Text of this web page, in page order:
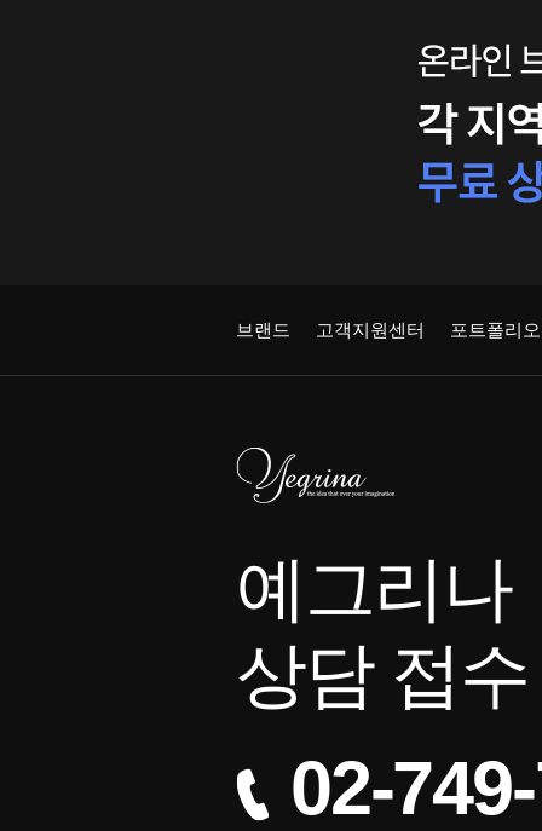
브랜드 고객지원센터 포트폴리오
예그리나
상담 접수
02-